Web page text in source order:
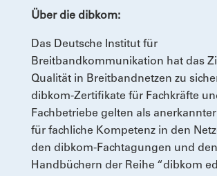
Über die dibkom:
Das Deutsche Institut für
Breitbandkommunikation hat das
Qualität in Breitbandnetzen zu
dibkom-Zertifikate für Fachkräfte
Fachbetriebe gelten als
für fachliche Kompetenz in den
den dibkom-Fachtagungen und den
Handbüchern der Reihe “dibkom